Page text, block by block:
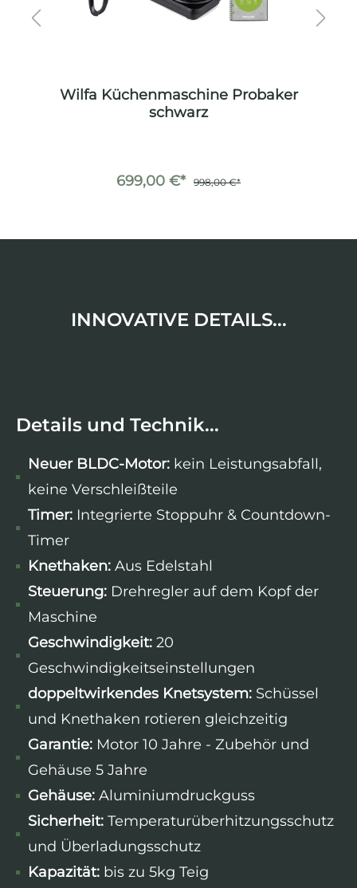
Wilfa Küchenmaschine Probaker
schwarz
699,00 €* 998,00 €*
INNOVATIVE DETAILS...
Details und Technik...
Neuer BLDC-Motor: kein Leistungsabfall,
keine Verschleißteile
Timer: Integrierte Stoppuhr & Countdown-
Timer
Knethaken: Aus Edelstahl
Steuerung: Drehregler auf dem Kopf der
Maschine
Geschwindigkeit: 20
Geschwindigkeitseinstellungen
doppeltwirkendes Knetsystem: Schüssel
und Knethaken rotieren gleichzeitig
Garantie: Motor 10 Jahre - Zubehör und
Gehäuse 5 Jahre
Gehäuse: Aluminiumdruckguss
Sicherheit: Temperaturüberhitzungsschutz
und Überladungsschutz
Kapazität: bis zu 5kg Teig